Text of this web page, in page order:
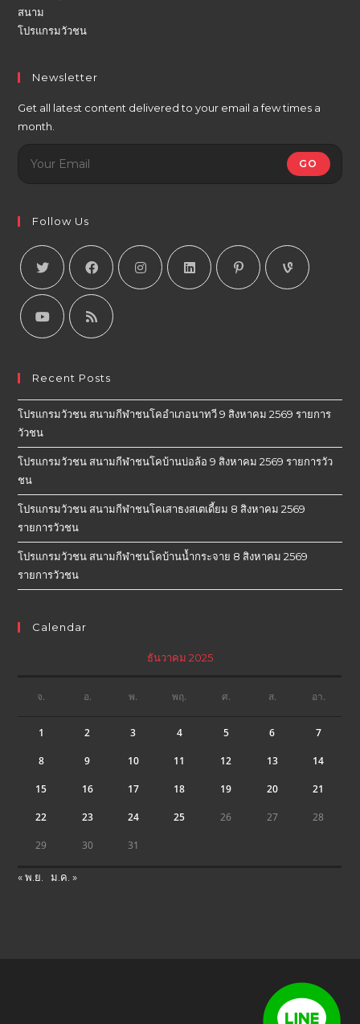
สนาม
โปรแกรมวัวชน
Newsletter
Get all latest content delivered to your email a few times a
month.
GO
Follow Us
Recent Posts
โปรแกรมวัวชน สนามกีฬาชนโคอำเภอนาทวี 9 สิงหาคม 2569 รายการ
วัวชน
โปรแกรมวัวชน สนามกีฬาชนโคบ้านบ่อล้อ 9 สิงหาคม 2569 รายการวัว
ชน
โปรแกรมวัวชน สนามกีฬาชนโคเสาธงสเตเดี้ยม 8 สิงหาคม 2569
รายการวัวชน
โปรแกรมวัวชน สนามกีฬาชนโคบ้านน้ำกระจาย 8 สิงหาคม 2569
รายการวัวชน
Calendar
ธันวาคม 2025
จ. อ. พ. พฤ. ศ. ส. อา.
1 2 3 4 5 6 7
8 9 10 11 12 13 14
15 16 17 18 19 20 21
22 23 24 25 26 27 28
29 30 31
« พ.ย. ม.ค. »